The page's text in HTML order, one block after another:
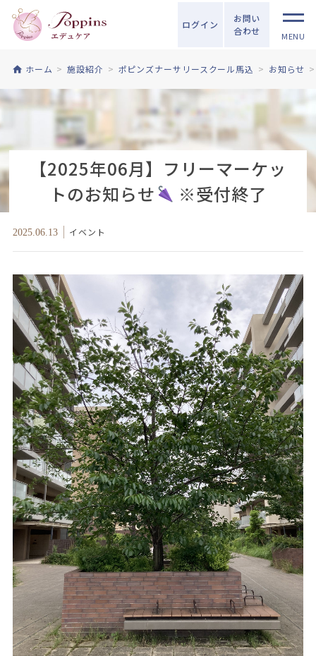
ログイン
お問い
合わせ
MENU
ホーム 施設紹介 ポピンズナーサリースクール馬込 お知らせ
【2025年06月】フリーマーケッ
トのお知らせ
※受付終了
2025.06.13 イベント